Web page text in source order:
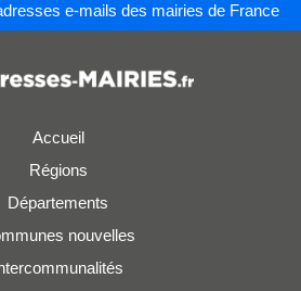
e-mails des mairies de France
Accueil
Régions
Départements
nouvelles